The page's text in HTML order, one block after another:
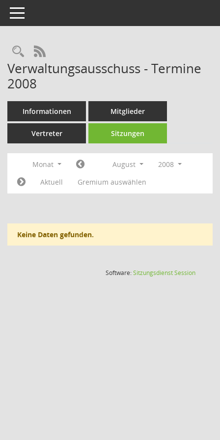
Toggle navigation
Rechercheauswahl
RSS-Feed
Verwaltungsausschuss - Termine
2008
Informationen Mitglieder
Vertreter Sitzungen
Monat August
2008
Aktuell
Gremium auswählen
Keine Daten gefunden.
Software:SitzungsdienstSession(Wird in